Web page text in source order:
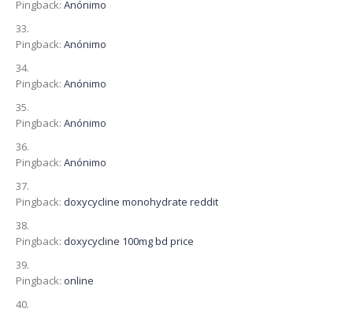
Pingback: Anónimo
Pingback: Anónimo
Pingback: Anónimo
Pingback: Anónimo
Pingback: Anónimo
Pingback: doxycycline monohydrate reddit
Pingback: doxycycline 100mg bd price
Pingback: online